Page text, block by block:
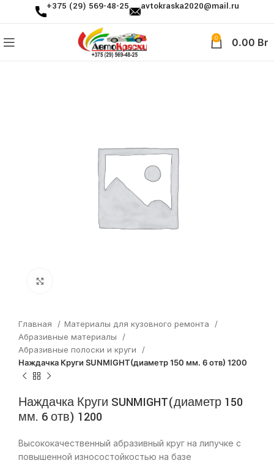
+375 (29) 569-48-25 avtokraska2020@mail.ru
0 0.00 Br
Главная
Материалы для кузовного ремонта
Абразивные материалы
Абразивные полоски и круги
Наждачка Круги SUNMIGHT(диаметр 150 мм. 6 отв) 1200
Наждачка Круги SUNMIGHT(диаметр 150
мм. 6 отв) 1200
Высококачественный абразивный круг на липучке с
повышенной износостойкостью на базе